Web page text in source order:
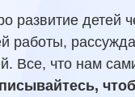
развитие детей
работы,
Все, что нам